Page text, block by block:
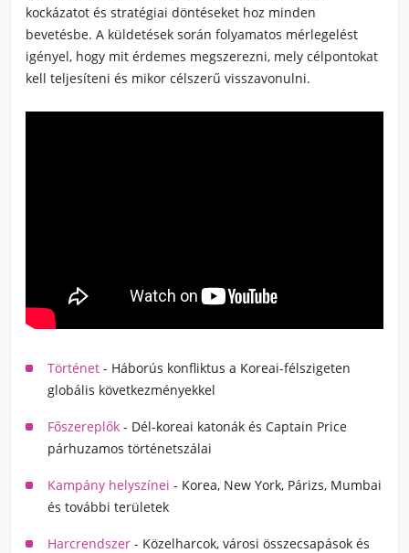
kockázatot és stratégiai döntéseket hoz minden
bevetésbe. A küldetések során folyamatos mérlegelést
igényel, hogy mit érdemes megszerezni, mely célpontokat
kell teljesíteni és mikor célszerű visszavonulni.
Történet - Háborús konfliktus a Koreai-félszigeten
globális következményekkel
Főszereplők - Dél-koreai katonák és Captain Price
párhuzamos történetszálai
Kampány helyszínei - Korea, New York, Párizs, Mumbai
és további területek
Harcrendszer - Közelharcok, városi összecsapások és